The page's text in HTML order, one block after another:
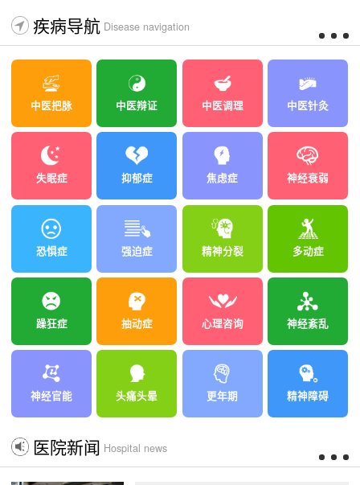
疾病导航 Disease navigation
中医把脉 中医辩证 中医调理 中医针灸
失眠症 抑郁症 焦虑症 神经衰弱
恐惧症 强迫症 精神分裂 多动症
躁狂症 抽动症 心理咨询 神经紊乱
神经官能 头痛头晕 更年期 精神障碍
医院新闻 Hospital news